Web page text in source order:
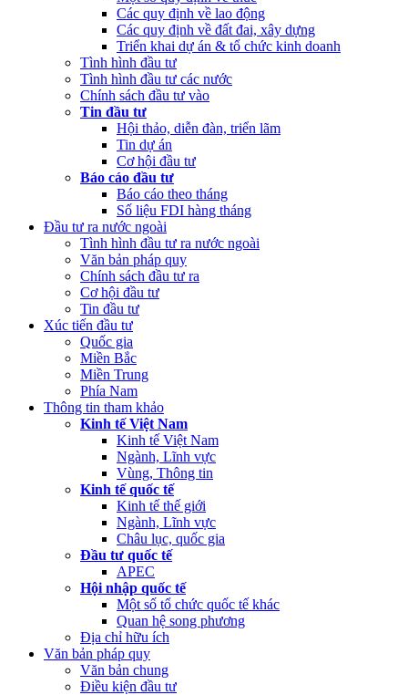
Các quy định về lao động
Các quy định về đất đai, xây dựng
Triển khai dự án & tổ chức kinh doanh
Tình hình đầu tư
Tình hình đầu tư các nước
Chính sách đầu tư vào
Tin đầu tư
Hội thảo, diễn đàn, triển lãm
Tin dự án
Cơ hội đầu tư
Báo cáo đầu tư
Báo cáo theo tháng
Số liệu FDI hàng tháng
Đầu tư ra nước ngoài
Tình hình đầu tư ra nước ngoài
Văn bản pháp quy
Chính sách đầu tư ra
Cơ hội đầu tư
Tin đầu tư
Xúc tiến đầu tư
Quốc gia
Miền Bắc
Miền Trung
Phía Nam
Thông tin tham khảo
Kinh tế Việt Nam
Kinh tế Việt Nam
Ngành, Lĩnh vực
Vùng, Thông tin
Kinh tế quốc tế
Kinh tế thế giới
Ngành, Lĩnh vực
Châu lục, quốc gia
Đầu tư quốc tế
APEC
Hội nhập quốc tế
Một số tổ chức quốc tế khác
Quan hệ song phương
Địa chỉ hữu ích
Văn bản pháp quy
Văn bản chung
Điều kiện đầu tư